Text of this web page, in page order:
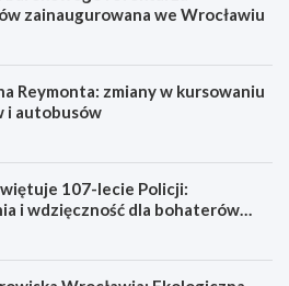
zainaugurowana we Wrocławiu
Reymonta: zmiany w kursowaniu
i autobusów
107-lecie Policji:
i wdzięczność dla bohaterów